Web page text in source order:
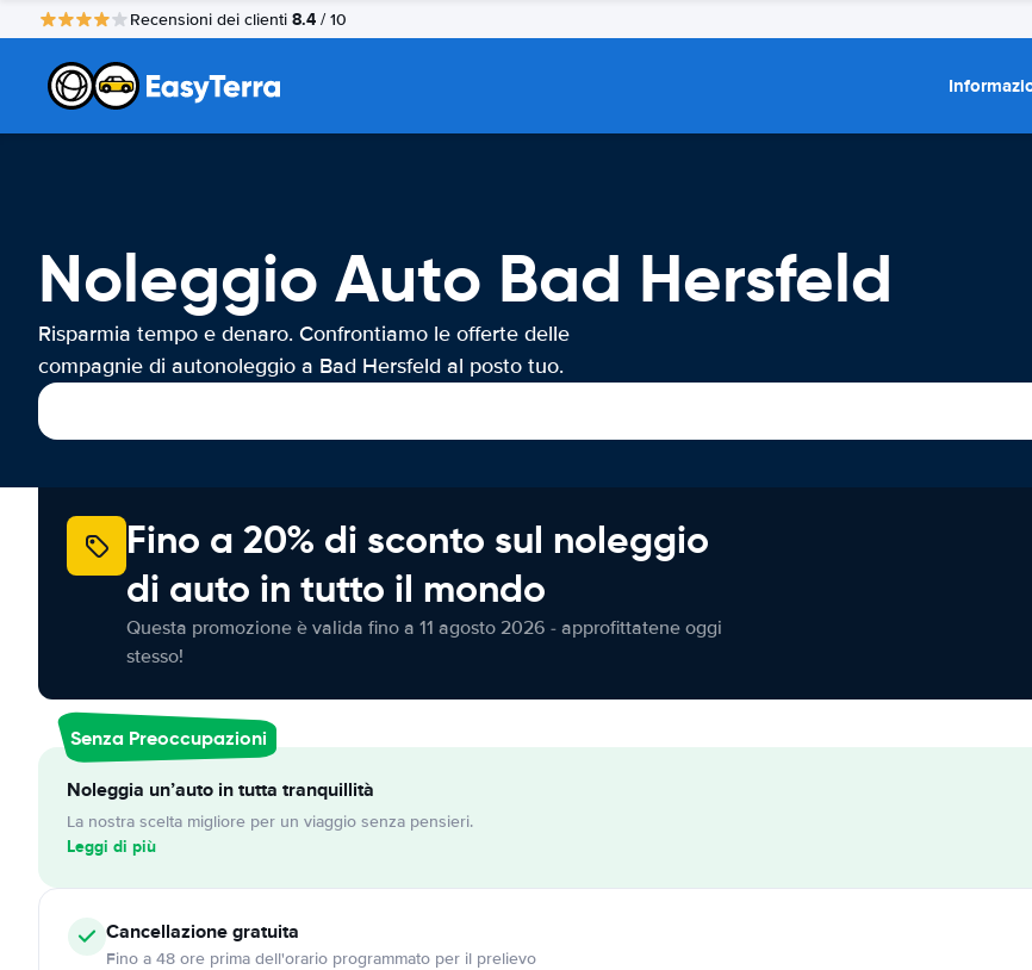
Recensioni dei clienti 8.4 / 10
Noleggio Auto Bad Hersfeld
Risparmia tempo e denaro. Confrontiamo le offerte delle
compagnie di autonoleggio a Bad Hersfeld al posto tuo.
Fino a 20% di sconto sul noleggio
di auto in tutto il mondo
Questa promozione è valida fino a 11 agosto 2026 - approfittatene oggi
stesso!
Senza Preoccupazioni
Noleggia un’auto in tutta tranquillità
La nostra scelta migliore per un viaggio senza pensieri.
Leggi di più
Cancellazionegratuita
Fino a 48 ore prima dell'orario programmato per il prelievo